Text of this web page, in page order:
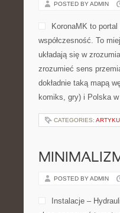
POSTED BY ADMIN
KoronaMK to
współczesność. To
układają się w
zrozumieć sens
dokładnie taką mapą
komiks, gry) i Polska
CATEGORIES:
POSTED BY ADMIN
Instalacje –